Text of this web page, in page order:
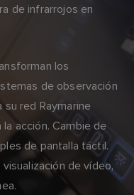
de infrarrojos en
los
de observación
red Raymarine
acción. Cambie de
de pantalla táctil.
de vídeo,